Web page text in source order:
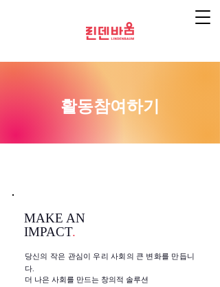
활동참여하기
MAKE AN
IMPACT.
당신의 작은 관심이 우리 사회의 큰 변화를 만듭니
다.
더 나은 사회를 만드는 창의적 솔루션